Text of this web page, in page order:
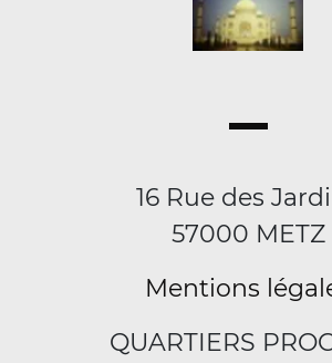
16 Rue des
57000 METZ
Mentions
QUARTIERS